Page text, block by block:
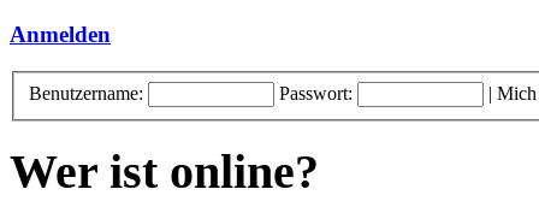
Anmelden
Benutzername: Passwort: | Mich
Wer ist online?